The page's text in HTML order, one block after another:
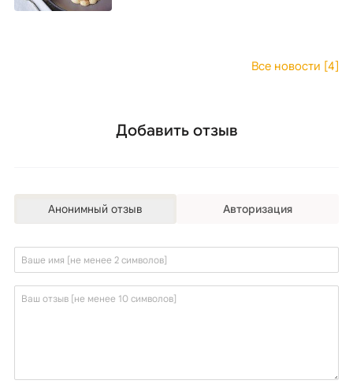
Все новости [4]
Добавить отзыв
Анонимный отзыв Авторизация